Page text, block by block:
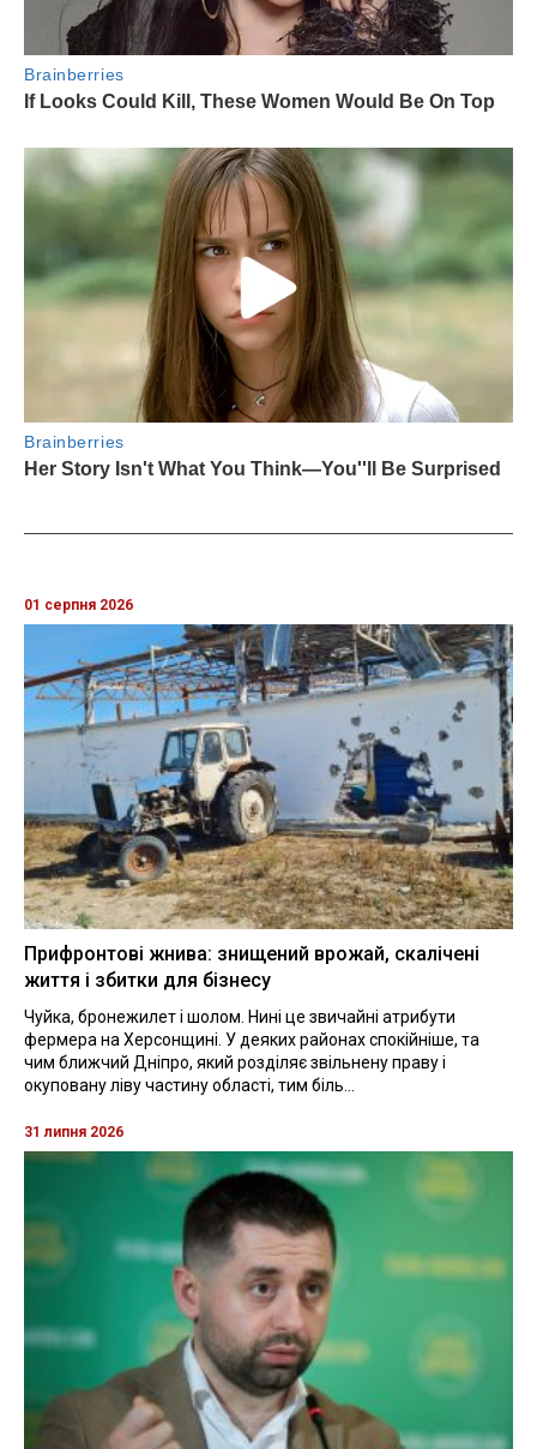
01 серпня 2026
Прифронтові жнива: знищений врожай, скалічені
життя і збитки для бізнесу
Чуйка, бронежилет і шолом. Нині це звичайні атрибути
фермера на Херсонщині. У деяких районах спокійніше, та
чим ближчий Дніпро, який розділяє звільнену праву і
окуповану ліву частину області, тим біль...
31 липня 2026